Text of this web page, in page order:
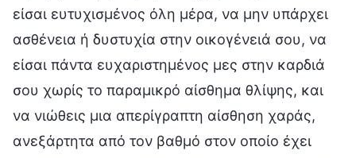
είσαι ευτυχισμένος όλη μέρα, να μην υπάρχει
ασθένεια ή δυστυχία στην οικογένειά σου, να
είσαι πάντα ευχαριστημένος μες στην καρδιά
σου χωρίς το παραμικρό αίσθημα θλίψης, και
να νιώθεις μια απερίγραπτη αίσθηση χαράς,
ανεξάρτητα από τον βαθμό στον οποίο έχει